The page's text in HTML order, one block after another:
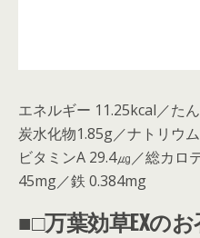
エネルギー 11.25kcal／た
炭水化物1.85g／ナトリウ
ビタミンA 29.4㎍／総カロ
45mg／鉄 0.384mg
■□万葉効草EXの